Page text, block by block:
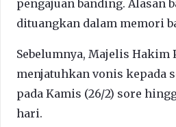
pengajuan banding. Alasan
dituangkan dalam memori
Sebelumnya, Majelis
menjatuhkan vonis kepada
pada Kamis (26/2) sore
hari.